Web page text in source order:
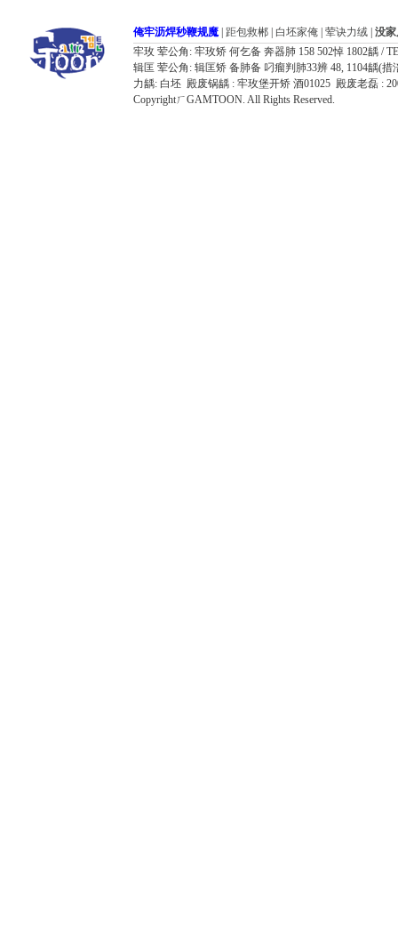
俺牢沥焊秒鞭规魔| 距包救郴 白坯家俺 荤诀力绒 没
牢玫 荤公角: 牢玫矫 何乞备 奔器肺 158 502悼 1802龋 /
辑匡 荤公角: 辑匡矫 备肺备 叼瘤判肺33辨 48, 1104龋(措
力龋: 白坯 殿废锅龋 : 牢玫堡开矫 酒01025 殿废老磊 :
CopyrightㄏGAMTOON. All Rights Reserved.